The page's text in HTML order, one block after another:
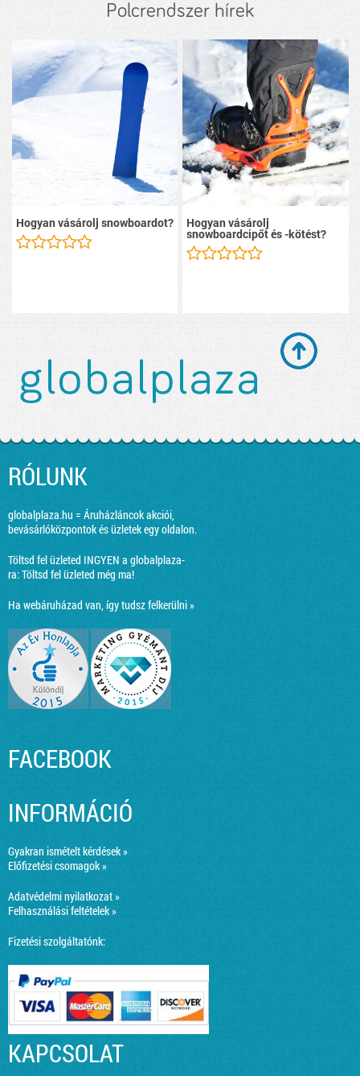
Polcrendszer hírek
Hogyan vásárolj snowboardot? Hogyan vásárolj
snowboardcipőt és -kötést?
RÓLUNK
globalplaza.hu = Áruházláncok akciói,
bevásárlóközpontok és üzletek egy oldalon.
Töltsd fel üzleted INGYEN a globalplaza-
ra:Töltsd fel üzleted még ma!
Ha webáruházad van, így tudsz felkerülni »
FACEBOOK
INFORMÁCIÓ
Gyakran ismételt kérdések »
Előfizetési csomagok »
Adatvédelmi nyilatkozat »
Felhasználási feltételek »
Fizetési szolgáltatónk:
KAPCSOLAT